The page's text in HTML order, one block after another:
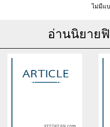
ไม่มีแ
อ่านนิยาย